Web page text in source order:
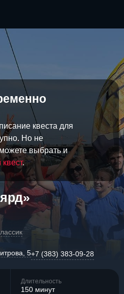
квеста для
Но не
выбрать и
квест.
5+7 (383) 383-09-28
Длительность
150 минут